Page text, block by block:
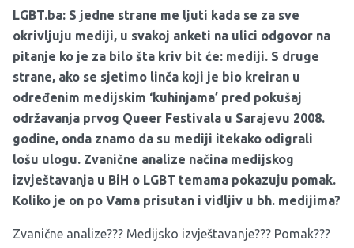
LGBT.ba: S jedne strane me ljuti kada se za sve
okrivljuju mediji, u svakoj anketi na ulici odgovor na
pitanje ko je za bilo šta kriv bit će: mediji. S druge
strane, ako se sjetimo linča koji je bio kreiran u
određenim medijskim ‘kuhinjama’ pred pokušaj
održavanja prvog Queer Festivala u Sarajevu 2008.
godine, onda znamo da su mediji itekako odigrali
lošu ulogu. Zvanične analize načina medijskog
izvještavanja u BiH o LGBT temama pokazuju pomak.
Koliko je on po Vama prisutan i vidljiv u bh. medijima?
Zvanične analize??? Medijsko izvještavanje??? Pomak???